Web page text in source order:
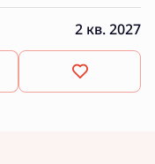
2 кв. 2027